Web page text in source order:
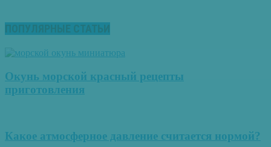
ПОПУЛЯРНЫЕ СТАТЬИ
Окунь морской красный рецепты
приготовления
Какое атмосферное давление считается нормой?